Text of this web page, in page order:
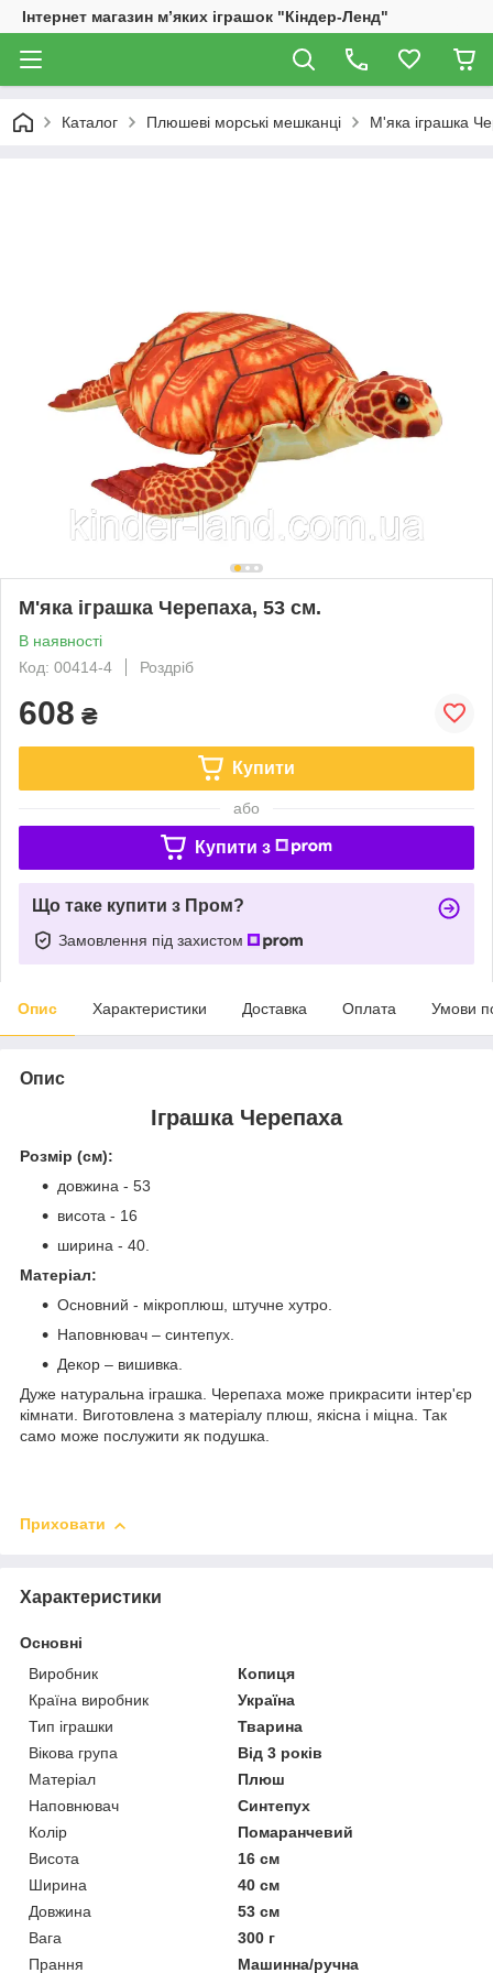
Інтернет магазин м’яких іграшок "Кіндер-Ленд"
Каталог Плюшеві морські мешканці М'яка іграшка
М'яка іграшка Черепаха, 53 см.
В наявності
Код: 00414-4
Роздріб
608 ₴
Купити
або
Купити з
Що таке купити з Пром?
Замовлення під захистом
Опис Характеристики Доставка Оплата Умови
Опис
Іграшка Черепаха
Розмір (см):
довжина - 53
висота - 16
ширина - 40.
Матеріал:
Основний - мікроплюш, штучне хутро.
Наповнювач – синтепух.
Декор – вишивка.
Дуже натуральна іграшка. Черепаха може прикрасити інтер'єр
кімнати. Виготовлена з матеріалу плюш, якісна і міцна. Так
само може послужити як подушка.
Приховати
Характеристики
Основні
Виробник
Копиця
Країна виробник
Україна
Тип іграшки
Тварина
Вікова група
Від 3 років
Матеріал
Плюш
Наповнювач
Синтепух
Колір
Помаранчевий
Висота
16 см
Ширина
40 см
Довжина
53 см
Вага
300 г
Прання
Машинна/ручна